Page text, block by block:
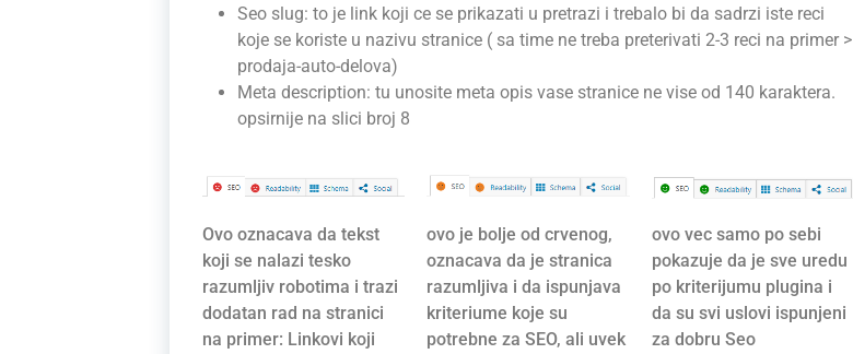
Seo slug: to je link koji ce se prikazati u pretrazi i trebalo bi da sadrzi iste reci
koje se koriste u nazivu stranice ( sa time ne treba preterivati 2-3 reci na primer >
prodaja-auto-delova)
Meta description: tu unosite meta opis vase stranice ne vise od 140 karaktera.
opsirnije na slici broj 8
Ovo oznacava da tekst
koji se nalazi tesko
razumljiv robotima i trazi
dodatan rad na stranici
na primer: Linkovi koji
ovo je bolje od crvenog,
oznacava da je stranica
razumljiva i da ispunjava
kriteriume koje su
potrebne za SEO, ali uvek
ovo vec samo po sebi
pokazuje da je sve uredu
po kriterijumu plugina i
da su svi uslovi ispunjeni
za dobru Seo